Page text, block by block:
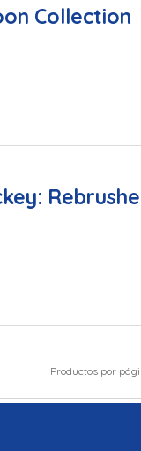
Collection
Productos por